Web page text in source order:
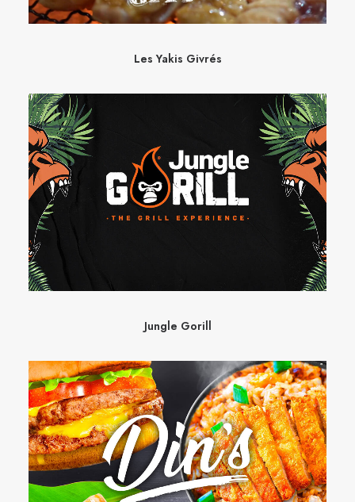
Les Yakis Givrés
Jungle Gorill